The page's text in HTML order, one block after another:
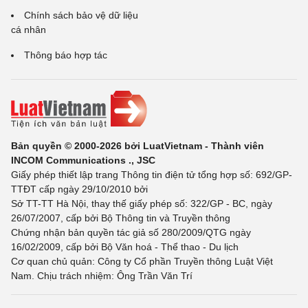
Chính sách bảo vệ dữ liệu
cá nhân
Thông báo hợp tác
Bản quyền © 2000-2026 bởi LuatVietnam - Thành viên
INCOM Communications ., JSC
Giấy phép thiết lập trang Thông tin điện tử tổng hợp số: 692/GP-
TTĐT cấp ngày 29/10/2010 bởi
Sở TT-TT Hà Nội, thay thế giấy phép số: 322/GP - BC, ngày
26/07/2007, cấp bởi Bộ Thông tin và Truyền thông
Chứng nhận bản quyền tác giả số 280/2009/QTG ngày
16/02/2009, cấp bởi Bộ Văn hoá - Thể thao - Du lịch
Cơ quan chủ quản: Công ty Cổ phần Truyền thông Luật Việt
Nam. Chịu trách nhiệm: Ông Trần Văn Trí